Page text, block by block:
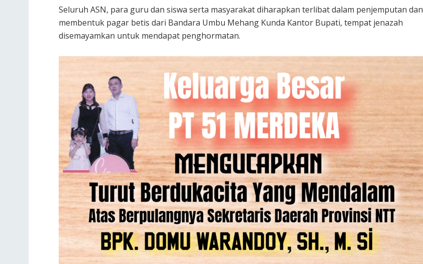
Seluruh ASN, para guru dan siswa serta masyarakat diharapkan terlibat dalam penjemputan dan
membentuk pagar betis dari Bandara Umbu Mehang Kunda Kantor Bupati, tempat jenazah
disemayamkan untuk mendapat penghormatan.